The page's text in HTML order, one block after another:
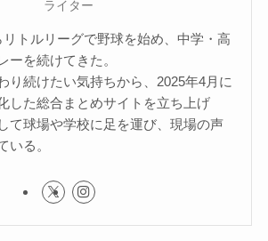
ライター
トルリーグで野球を始め、中学・高
ーを続けてきた。
り続けたい気持ちから、2025年4月に
した総合まとめサイトを立ち上げ
て球場や学校に足を運び、現場の声
いる。